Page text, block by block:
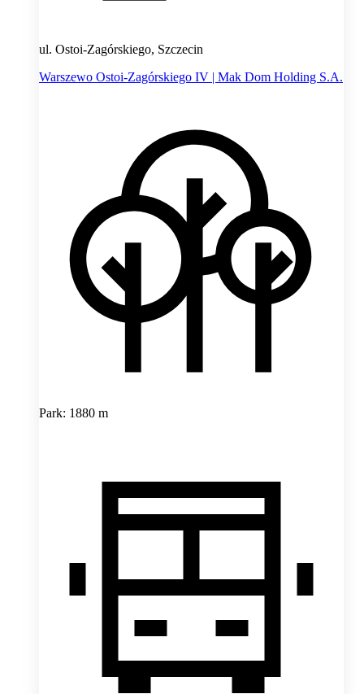
ul. Ostoi-Zagórskiego, Szczecin
Warszewo Ostoi-Zagórskiego IV | Mak Dom Holding S.A.
Park: 1880 m